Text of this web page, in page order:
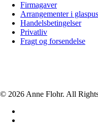
Firmagaver
Arrangementer i
Handelsbetingelser
Privatliv
Fragt og forsendelse
© 2026 Anne Flohr. All